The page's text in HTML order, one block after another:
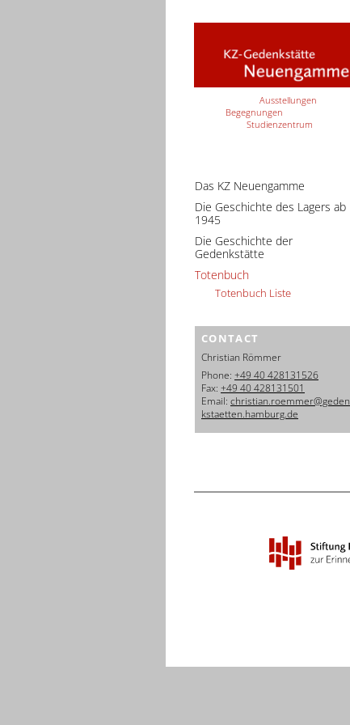
Ausstellungen
Begegnungen
Studienzentrum
Das KZ Neuengamme
Die Geschichte des Lagers ab
1945
Die Geschichte der
Gedenkstätte
Totenbuch
Totenbuch Liste
CONTACT
Christian Römmer
Phone: +49 40 428131526
Fax: +49 40 428131501
Email: christian.roemmer@geden
kstaetten.hamburg.de